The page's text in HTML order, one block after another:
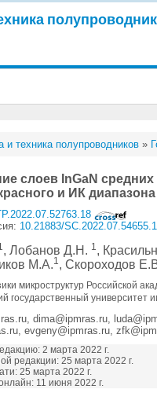
и техника полупроводников »
слоев InGaN
и ИК диапазона
10.21883/
, Лобанов Д.Н. 1,
М.А.1, Скороходов
микроструктур Российской
государственный
dima@ipmras.ru,
evgeny@ipmras.ru,
2 марта 2022 г.
редакции: 25 марта 2022 г.
25 марта 2022 г.
11 июня 2022 г.